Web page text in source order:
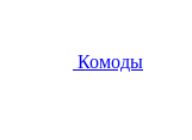
Комоды